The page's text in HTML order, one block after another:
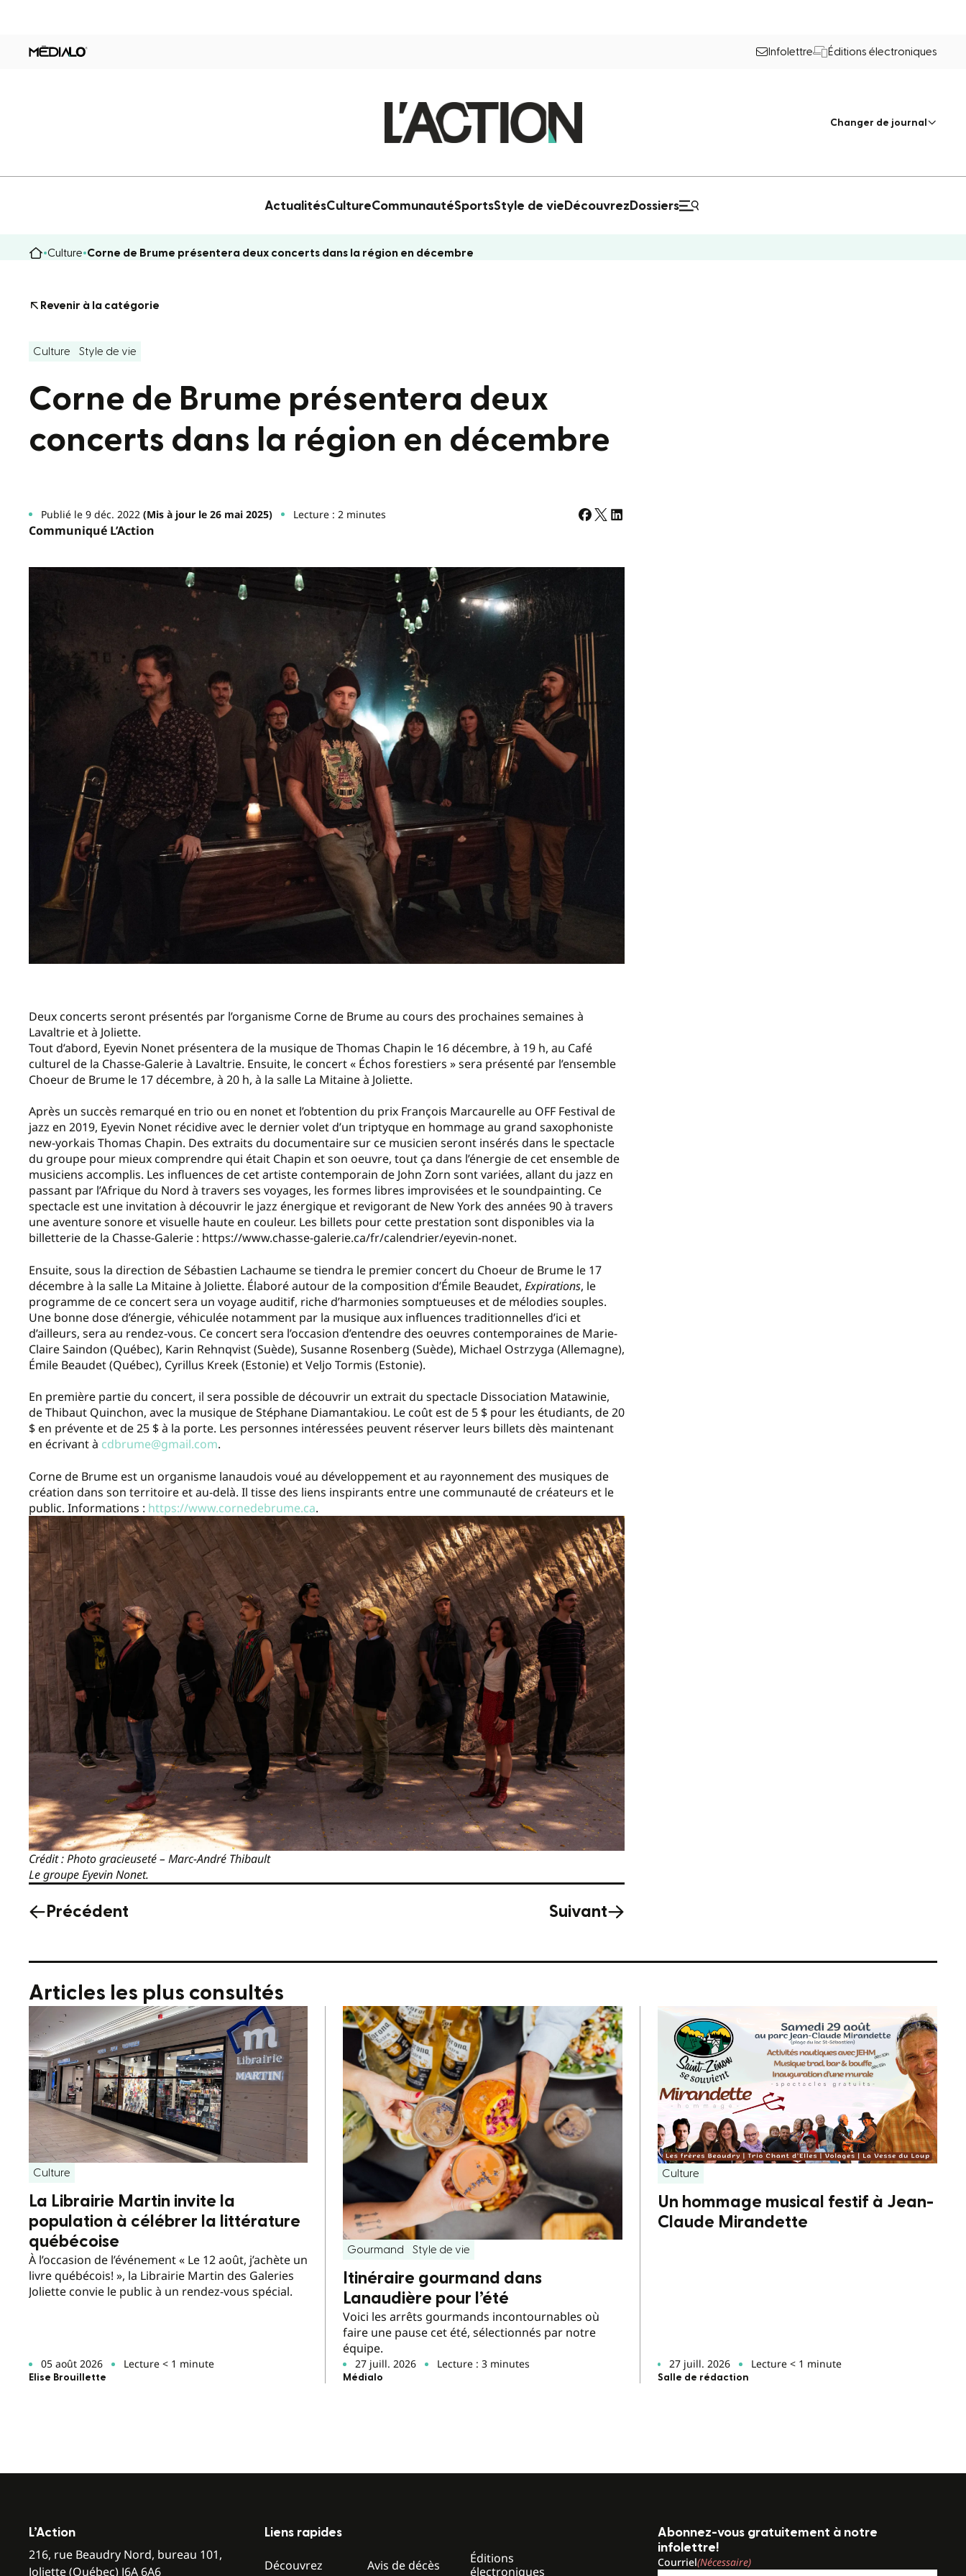
Infolettre Éditions électroniques
Changer de journal
ActualitésCultureCommunautéSportsStyle de vie Découvrez Dossiers
Culture Corne de Brume présentera deux concerts dans la région en décembre
Revenir à la catégorie
Culture Style de vie
Corne de Brume présentera deux
concerts dans la région en décembre
Publié le 9 déc. 2022 (Mis à jour le 26 mai 2025) Lecture : 2 minutes
Communiqué L’Action
Deux concerts seront présentés par l’organisme Corne de Brume au cours des prochaines semaines à
Lavaltrie et à Joliette.
Tout d’abord, Eyevin Nonet présentera de la musique de Thomas Chapin le 16 décembre, à 19 h, au Café
culturel de la Chasse-Galerie à Lavaltrie. Ensuite, le concert « Échos forestiers » sera présenté par l’ensemble
Choeur de Brume le 17 décembre, à 20 h, à la salle La Mitaine à Joliette.
Après un succès remarqué en trio ou en nonet et l’obtention du prix François Marcaurelle au OFF Festival de
jazz en 2019, Eyevin Nonet récidive avec le dernier volet d’un triptyque en hommage au grand saxophoniste
new-yorkais Thomas Chapin. Des extraits du documentaire sur ce musicien seront insérés dans le spectacle
du groupe pour mieux comprendre qui était Chapin et son oeuvre, tout ça dans l’énergie de cet ensemble de
musiciens accomplis. Les influences de cet artiste contemporain de John Zorn sont variées, allant du jazz en
passant par l’Afrique du Nord à travers ses voyages, les formes libres improvisées et le soundpainting. Ce
spectacle est une invitation à découvrir le jazz énergique et revigorant de New York des années 90 à travers
une aventure sonore et visuelle haute en couleur. Les billets pour cette prestation sont disponibles via la
billetterie de la Chasse-Galerie : https://www.chasse-galerie.ca/fr/calendrier/eyevin-nonet.
Ensuite, sous la direction de Sébastien Lachaume se tiendra le premier concert du Choeur de Brume le 17
décembre à la salle La Mitaine à Joliette. Élaboré autour de la composition d’Émile Beaudet, Expirations, le
programme de ce concert sera un voyage auditif, riche d’harmonies somptueuses et de mélodies souples.
Une bonne dose d’énergie, véhiculée notamment par la musique aux influences traditionnelles d’ici et
d’ailleurs, sera au rendez-vous. Ce concert sera l’occasion d’entendre des oeuvres contemporaines de Marie-
Claire Saindon (Québec), Karin Rehnqvist (Suède), Susanne Rosenberg (Suède), Michael Ostrzyga (Allemagne),
Émile Beaudet (Québec), Cyrillus Kreek (Estonie) et Veljo Tormis (Estonie).
En première partie du concert, il sera possible de découvrir un extrait du spectacle Dissociation Matawinie,
de Thibaut Quinchon, avec la musique de Stéphane Diamantakiou. Le coût est de 5 $ pour les étudiants, de 20
$ en prévente et de 25 $ à la porte. Les personnes intéressées peuvent réserver leurs billets dès maintenant
en écrivant à cdbrume@gmail.com.
Corne de Brume est un organisme lanaudois voué au développement et au rayonnement des musiques de
création dans son territoire et au-delà. Il tisse des liens inspirants entre une communauté de créateurs et le
public. Informations : https://www.cornedebrume.ca.
Crédit : Photo gracieuseté – Marc-André Thibault
Le groupe Eyevin Nonet.
Précédent Suivant
Articles les plus consultés
Culture
La Librairie Martin invite la
population à célébrer la littérature
québécoise
À l’occasion de l’événement « Le 12 août, j’achète un
livre québécois! », la Librairie Martin des Galeries
Joliette convie le public à un rendez-vous spécial.
05 août 2026 Lecture < 1 minute
Elise Brouillette
Gourmand Style de vie
Itinéraire gourmand dans
Lanaudière pour l’été
Voici les arrêts gourmands incontournables où
faire une pause cet été, sélectionnés par notre
équipe.
27 juill. 2026 Lecture : 3 minutes
Médialo
Culture
Un hommage musical festif à Jean-
Claude Mirandette
27 juill. 2026 Lecture < 1 minute
Salle de rédaction
L’Action
216, rue Beaudry Nord, bureau 101,
Joliette (Québec) J6A 6A6
Liens rapides
Découvrez Avis de décès
Éditions
électroniques
Abonnez-vous gratuitement à notre
infolettre!
Courriel(Nécessaire)